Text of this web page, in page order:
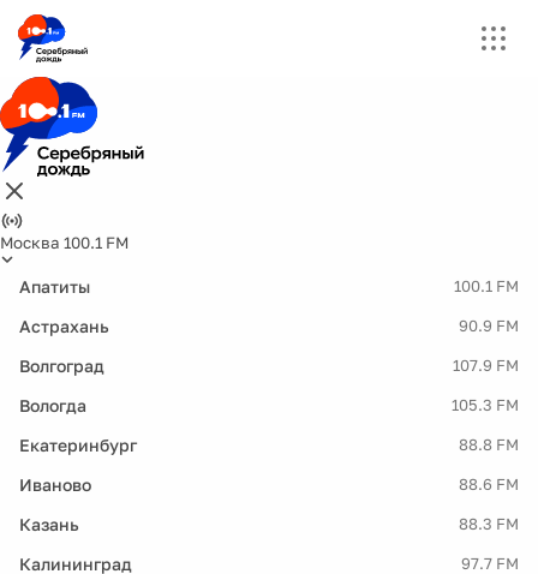
Москва 100.1 FM
Апатиты 100.1 FM
Астрахань 90.9 FM
Волгоград 107.9 FM
Вологда 105.3 FM
Екатеринбург 88.8 FM
Иваново 88.6 FM
Казань 88.3 FM
Калининград 97.7 FM